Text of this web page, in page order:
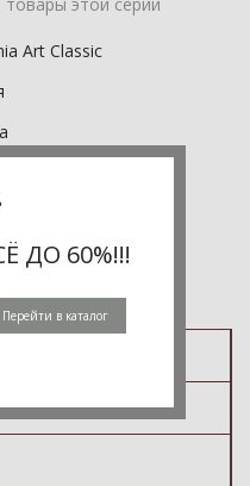
Art Classic
ДО 60%!!!
Перейти в каталог